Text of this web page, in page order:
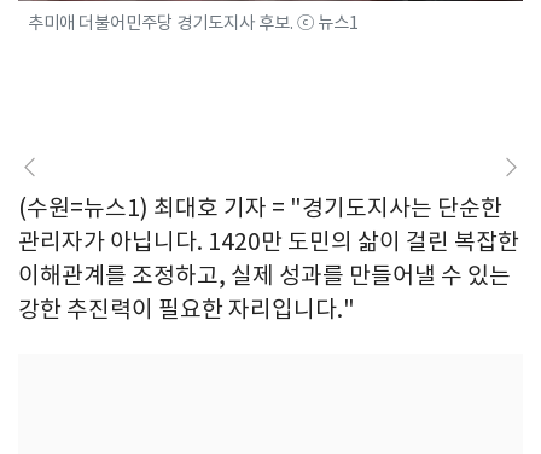
추미애 더불어민주당 경기도지사 후보. ⓒ 뉴스1
(수원=뉴스1) 최대호 기자 = "경기도지사는 단순한
관리자가 아닙니다. 1420만 도민의 삶이 걸린 복잡한
이해관계를 조정하고, 실제 성과를 만들어낼 수 있는
강한 추진력이 필요한 자리입니다."